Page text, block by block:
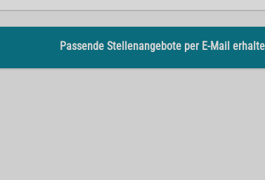
Passende Stellenangebote per E-Mail